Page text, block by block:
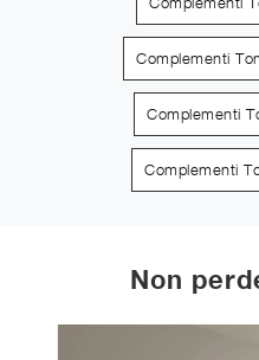
Complementi
Complementi
Complementi
Non